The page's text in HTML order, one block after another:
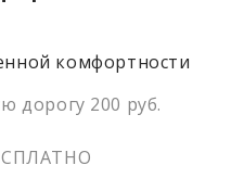
комфортности
дорогу 200 руб.